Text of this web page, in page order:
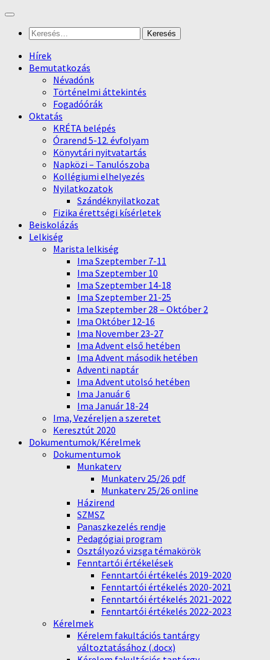
Skip
contentKeresés:
Hírek
Bemutatkozás
Névadónk
Történelmi áttekintés
Fogadóórák
Oktatás
KRÉTA belépés
Órarend 5-12. évfolyam
Könyvtári nyitvatartás
Napközi – Tanulószoba
Kollégiumi elhelyezés
Nyilatkozatok
Szándéknyilatkozat
Fizika érettségi kísérletek
Beiskolázás
Lelkiség
Marista lelkiség
Ima Szeptember 7-11
Ima Szeptember 10
Ima Szeptember 14-18
Ima Szeptember 21-25
Ima Szeptember 28 – Október 2
Ima Október 12-16
Ima November 23-27
Ima Advent első hetében
Ima Advent második hetében
Adventi naptár
Ima Advent utolsó hetében
Ima Január 6
Ima Január 18-24
Ima, Vezéreljen a szeretet
Keresztút 2020
Dokumentumok/Kérelmek
Dokumentumok
Munkaterv
Munkaterv 25/26 pdf
Munkaterv 25/26 online
Házirend
SZMSZ
Panaszkezelés rendje
Pedagógiai program
Osztályozó vizsga témakörök
Fenntartói értékelések
Fenntartói értékelés 2019-2020
Fenntartói értékelés 2020-2021
Fenntartói értékelés 2021-2022
Fenntartói értékelés 2022-2023
Kérelmek
Kérelem fakultációs tantárgy
változtatásához (.docx)